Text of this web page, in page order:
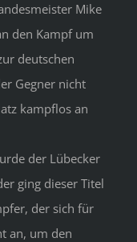
Mike
den Kampf um
deutschen
Gegner nicht
kampflos an
der Lübecker
ging dieser Titel
der sich für
an, um den